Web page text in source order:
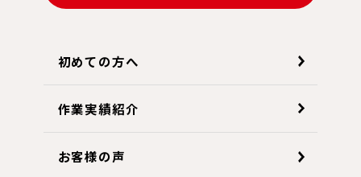
初めての方へ
作業実績紹介
お客様の声